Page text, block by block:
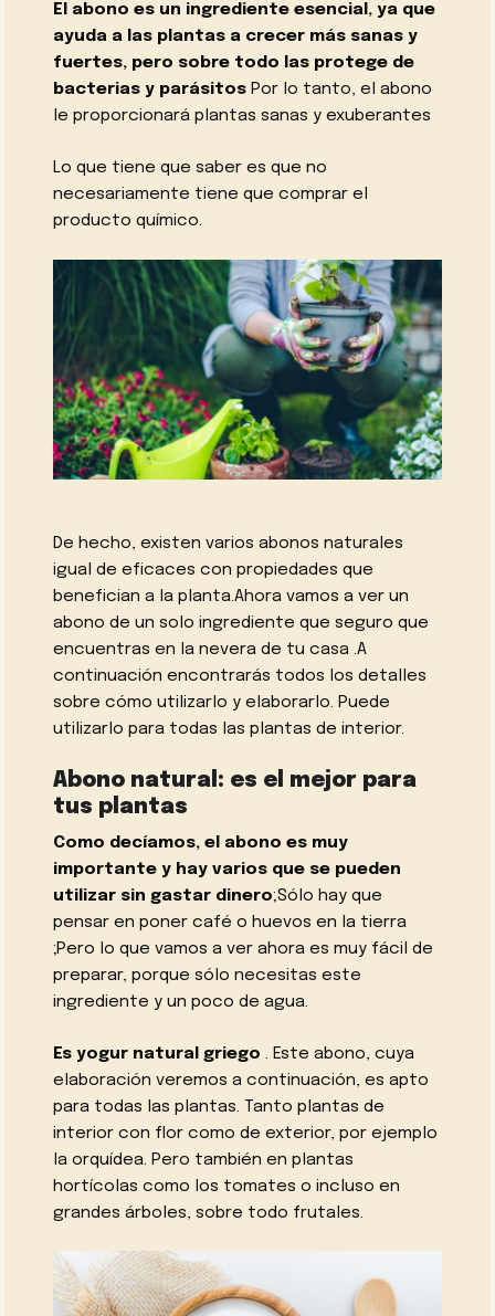
El abono es un ingrediente esencial, ya que
ayuda a las plantas a crecer más sanas y
fuertes, pero sobre todo las protege de
bacterias y parásitosPor lo tanto, el abono
le proporcionará plantas sanas y exuberantes
Lo que tiene que saber es que no
necesariamente tiene que comprar el
producto químico.
De hecho, existen varios abonos naturales
igual de eficaces con propiedades que
benefician a la planta.Ahora vamos a ver un
abono de un solo ingrediente que seguro que
encuentras en la nevera de tu casa .A
continuación encontrarás todos los detalles
sobre cómo utilizarlo y elaborarlo. Puede
utilizarlo para todas las plantas de interior.
Abono natural: es el mejor para
tus plantas
Como decíamos, el abono es muy
importante y hay varios que se pueden
utilizar sin gastar dinero;Sólo hay que
pensar en poner café o huevos en la tierra
;Pero lo que vamos a ver ahora es muy fácil de
preparar, porque sólo necesitas este
ingrediente y un poco de agua.
Es yogur natural griego . Este abono, cuya
elaboración veremos a continuación, es apto
para todas las plantas. Tanto plantas de
interior con flor como de exterior, por ejemplo
la orquídea. Pero también en plantas
hortícolas como los tomates o incluso en
grandes árboles, sobre todo frutales.